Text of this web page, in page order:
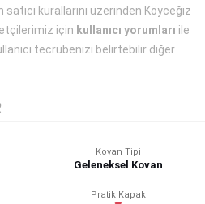
kurallarını üzerinden Köyceğiz
için kullanıcı yorumları ile
tecrübenizi belirtebilir diğer
Kovan Tipi
Geleneksel Kovan
Pratik Kapak